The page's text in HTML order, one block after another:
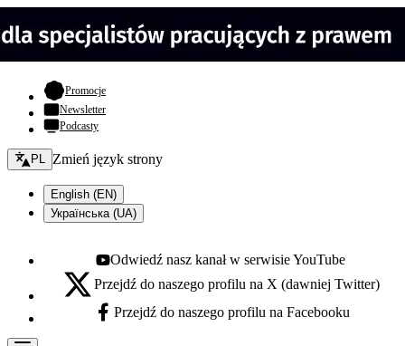
Promocje- otwiera się w nowej karcie
Newsletter
Podcasty
Zmień język - bieżący:
PL Zmień język strony
English (EN)
Українська (UA)
Youtube - otwiera się w nowej karcie
Odwiedź nasz kanał w serwisie YouTube
X - otwiera się w nowej karcie
Przejdź do naszego profilu na X (dawniej Twitter)
Facebook - otwiera się w nowej karcie
Przejdź do naszego profilu na Facebooku